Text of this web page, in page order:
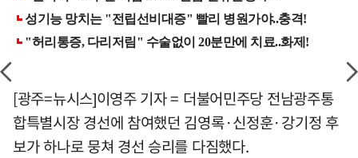
[광주=뉴시스]이영주 기자 = 더불어민주당 전남광주통
합특별시장 경선에 참여했던 김영록·신정훈·강기정 후
보가 하나로 뭉쳐 경선 승리를 다짐했다.